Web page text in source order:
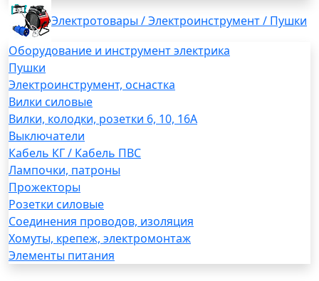
Электротовары / Электроинструмент / Пушки
Оборудование и инструмент электрика
Пушки
Электроинструмент, оснастка
Вилки силовые
Вилки, колодки, розетки 6, 10, 16А
Выключатели
Кабель КГ / Кабель ПВС
Лампочки, патроны
Прожекторы
Розетки силовые
Соединения проводов, изоляция
Хомуты, крепеж, электромонтаж
Элементы питания